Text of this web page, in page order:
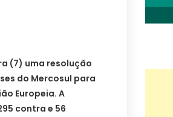
(7) uma resolução
do Mercosul para
Europeia. A
contra e 56